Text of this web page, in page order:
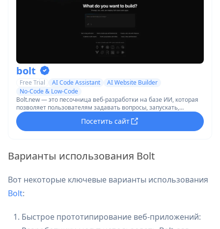
bolt
Free Trial AI Code Assistant
AI Website Builder
No-Code & Low-Code
Bolt.new — это песочница веб-разработки на базе ИИ, которая
позволяет пользователям задавать вопросы, запускать,
редактировать и развертывать полнофункциональные
приложения прямо в браузере.
Посетить сайт
Варианты использования Bolt
Вот некоторые ключевые варианты использования
Bolt:
Быстрое прототипирование веб-приложений: